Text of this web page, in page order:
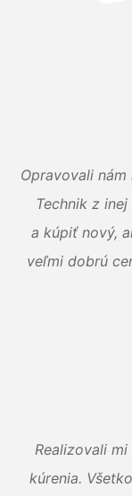
Opravovali
Technik z
a kúpiť nový,
veľmi dobrú
Realizovali
kúrenia.